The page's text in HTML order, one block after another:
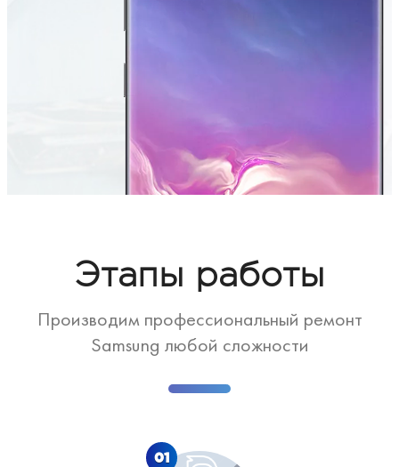
Этапы работы
Производим профессиональный ремонт
Samsung любой сложности
01